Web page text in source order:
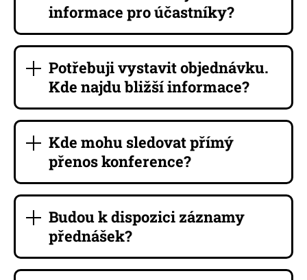
informace pro účastníky?
Potřebuji vystavit objednávku.
Kde najdu bližší informace?
Kde mohu sledovat přímý
přenos konference?
Budou k dispozici záznamy
přednášek?